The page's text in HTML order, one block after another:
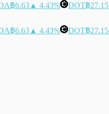
฿6.63 ▲ 4.43% DOT฿27.15
฿6.63 ▲ 4.43% DOT฿27.15